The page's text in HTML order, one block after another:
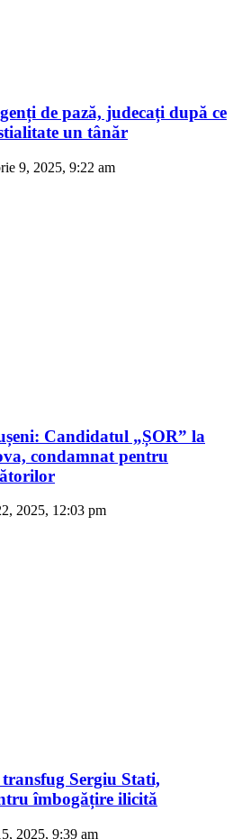
de pază, judecați după ce
un tânăr
9, 2025, 9:22 am
Candidatul „ȘOR” la
condamnat pentru
2025, 12:03 pm
Sergiu Stati,
îmbogățire ilicită
2025, 9:39 am